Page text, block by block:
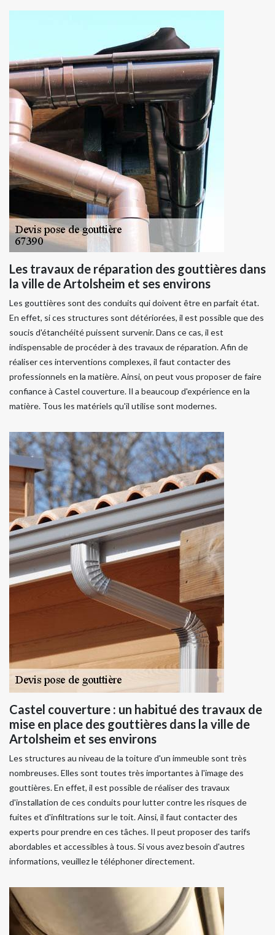
Les travaux de réparation des gouttières dans
la ville de Artolsheim et ses environs
Les gouttières sont des conduits qui doivent être en parfait état.
En effet, si ces structures sont détériorées, il est possible que des
soucis d'étanchéité puissent survenir. Dans ce cas, il est
indispensable de procéder à des travaux de réparation. Afin de
réaliser ces interventions complexes, il faut contacter des
professionnels en la matière. Ainsi, on peut vous proposer de faire
confiance à Castel couverture. Il a beaucoup d'expérience en la
matière. Tous les matériels qu'il utilise sont modernes.
Castel couverture : un habitué des travaux de
mise en place des gouttières dans la ville de
Artolsheim et ses environs
Les structures au niveau de la toiture d'un immeuble sont très
nombreuses. Elles sont toutes très importantes à l'image des
gouttières. En effet, il est possible de réaliser des travaux
d'installation de ces conduits pour lutter contre les risques de
fuites et d'infiltrations sur le toit. Ainsi, il faut contacter des
experts pour prendre en ces tâches. Il peut proposer des tarifs
abordables et accessibles à tous. Si vous avez besoin d'autres
informations, veuillez le téléphoner directement.